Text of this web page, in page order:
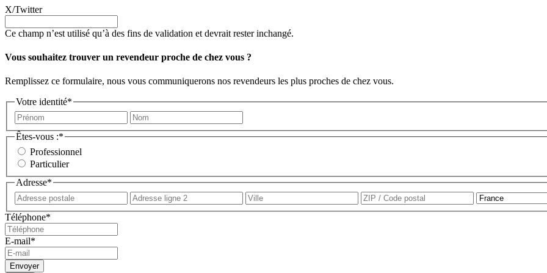
X/Twitter
Ce champ n’est utilisé qu’à des fins de validation et devrait rester inchangé.
Vous souhaitez trouver un revendeur proche de chez vous ?
Remplissez ce formulaire, nous vous communiquerons nos revendeurs les plus proches de chez vous.
Votre identité*
Prénom
Êtes-vous :*
Professionnel
Particulier
Adresse*
Adresse
postale
Adresse
ligne
Ville
ZIP
/
Téléphone*
E-mail*